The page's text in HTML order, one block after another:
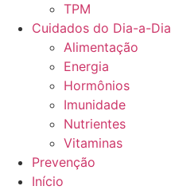
TPM
Cuidados do Dia-a-Dia
Alimentação
Energia
Hormônios
Imunidade
Nutrientes
Vitaminas
Prevenção
Início